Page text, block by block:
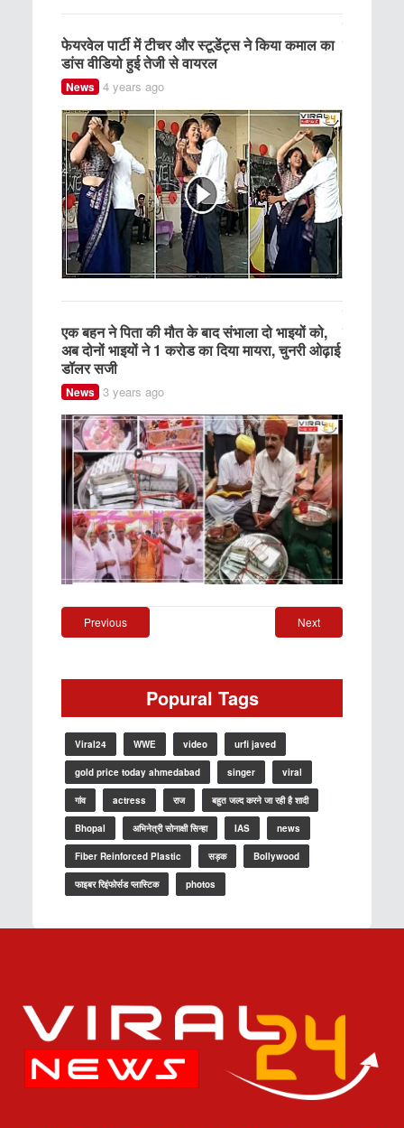
फेयरवेल पार्टी में टीचर और स्टूडेंट्स ने किया कमाल का
डांस वीडियो हुई तेजी से वायरल
News 4 years ago
एक बहन ने पिता की मौत के बाद संभाला दो भाइयों को,
अब दोनों भाइयों ने 1 करोड का दिया मायरा, चुनरी ओढ़ाई
डॉलर सजी
News 3 years ago
Next
Previous
Popural Tags
Viral24 WWE video urfi javed
gold price today ahmedabad singer viral
गांव actress राज बहुत जल्द करने जा रही है शादी
Bhopal अभिनेत्री सोनाक्षी सिन्हा IAS news
Fiber Reinforced Plastic सड़क Bollywood
फाइबर रिइंफोर्सड प्लास्टिक photos